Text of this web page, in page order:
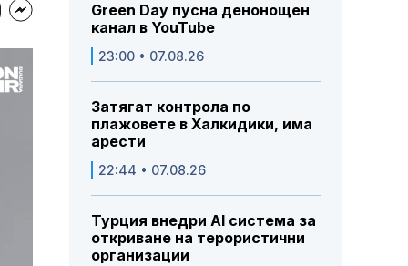
Green Day пусна денонощен
канал в YouTube
23:00 • 07.08.26
Затягат контрола по
плажовете в Халкидики, има
арести
22:44 • 07.08.26
Турция внедри AI система за
откриване на терористични
организации